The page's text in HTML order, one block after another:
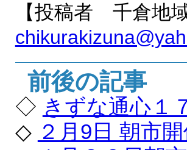
【投稿者 千倉地
前後の記事
◇ きずな通心１
◇ ２月9日 朝市